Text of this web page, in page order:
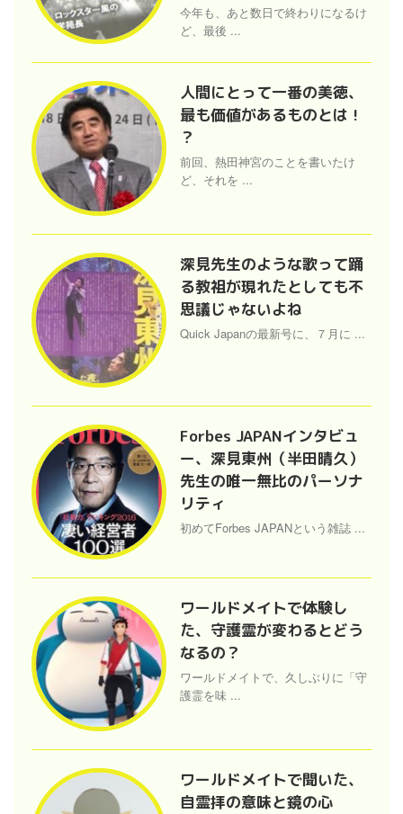
今年も、あと数日で終わりになるけ
ど、最後 ...
人間にとって一番の美徳、
最も価値があるものとは !
？
前回、熱田神宮のことを書いたけ
ど、それを ...
深見先生のような歌って踊
る教祖が現れたとしても不
思議じゃないよね
Quick Japanの最新号に、７月に ...
Forbes JAPANインタビュ
ー、深見東州（半田晴久）
先生の唯一無比のパーソナ
リティ
初めてForbes JAPANという雑誌 ...
ワールドメイトで体験し
た、守護霊が変わるとどう
なるの？
ワールドメイトで、久しぶりに「守
護霊を味 ...
ワールドメイトで聞いた、
自霊拝の意味と鏡の心